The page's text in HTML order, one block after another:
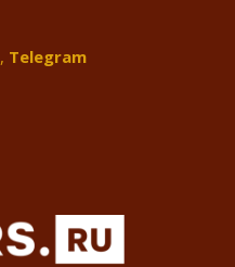
, Telegram